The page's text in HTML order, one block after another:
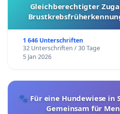
Gleichberechtigter
1 646 Unterschriften
32 Unterschriften / 30 Tage
5 Jan 2026
🐾 Für eine Hundewiese in
Gemeinsam für